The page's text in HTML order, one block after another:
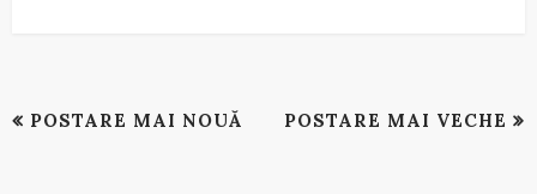
POSTARE MAI NOUĂ POSTARE MAI VECHE